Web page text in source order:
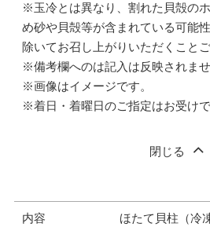
※玉冷とは異なり、割れた貝殻の
め砂や貝殻等が含まれている可能
除いてお召し上がりいただくこと
※備考欄へのは記入は反映されませ
※画像はイメージです。
※着日・着曜日のご指定はお受けで
閉じる
内容
ほたて貝柱（冷